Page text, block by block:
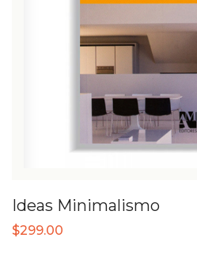
Ideas Minimalismo
$299.00